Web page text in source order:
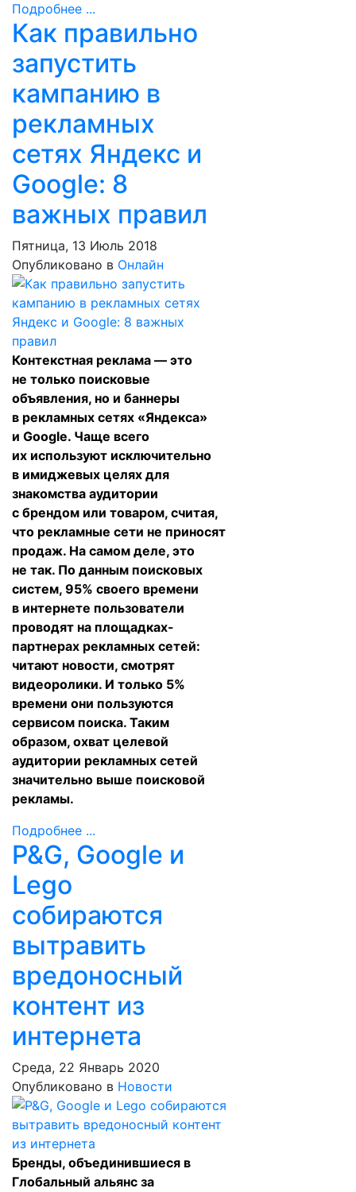
Подробнее ...
Как правильно
запустить
кампанию в
рекламных
сетях Яндекс и
Google: 8
важных правил
Пятница, 13 Июль 2018
Опубликовано в Онлайн
Контекстная реклама — это
не только поисковые
объявления, но и баннеры
в рекламных сетях «Яндекса»
и Google. Чаще всего
их используют исключительно
в имиджевых целях для
знакомства аудитории
с брендом или товаром, считая,
что рекламные сети не приносят
продаж. На самом деле, это
не так. По данным поисковых
систем, 95% своего времени
в интернете пользователи
проводят на площадках-
партнерах рекламных сетей:
читают новости, смотрят
видеоролики. И только 5%
времени они пользуются
сервисом поиска. Таким
образом, охват целевой
аудитории рекламных сетей
значительно выше поисковой
рекламы.
Подробнее ...
P&G, Google и
Lego
собираются
вытравить
вредоносный
контент из
интернета
Среда, 22 Январь 2020
Опубликовано в Новости
Бренды, объединившиеся в
Глобальный альянс за